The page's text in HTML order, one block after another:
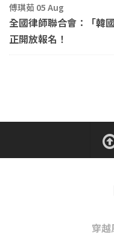
傅琪茹 05 Aug
全國律師聯合會：「韓
正開放報名！
穿